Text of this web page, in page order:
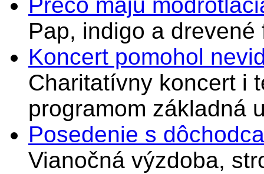
Pap, indigo a drevené
Koncert pomohol
Charitatívny koncert i
programom základná
Posedenie s
Vianočná výzdoba,